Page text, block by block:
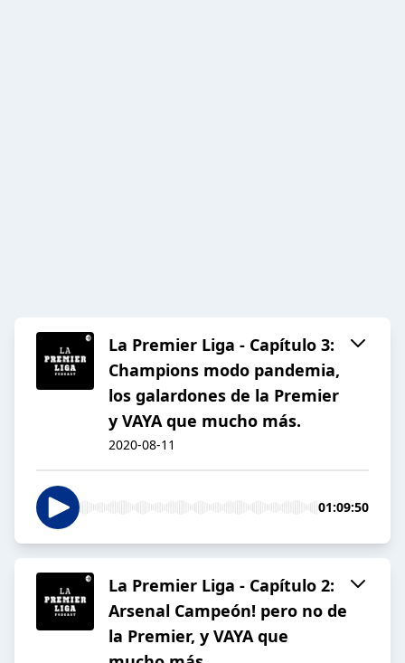
La Premier Liga - Capítulo 3:
Champions modo pandemia,
los galardones de la Premier
y VAYA que mucho más.
2020-08-11
01:09:50
La Premier Liga - Capítulo 2:
Arsenal Campeón! pero no de
la Premier, y VAYA que